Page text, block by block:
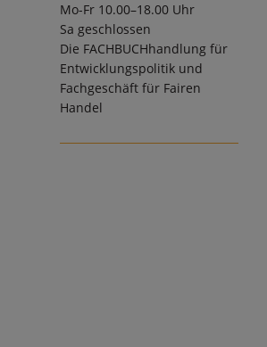
Mo-Fr 10.00–18.00 Uhr
Sa geschlossen
Die FACHBUCHhandlung für
Entwicklungspolitik und
Fachgeschäft für Fairen
Handel